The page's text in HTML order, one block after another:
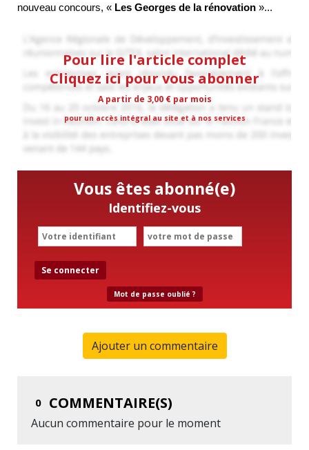
nouveau concours, « Les Georges de la rénovation »...
Pour lire l'article complet
Cliquez ici pour vous abonner
A partir de 3,00 € par mois
pour un accès intégral au site et à nos services
Vous êtes abonné(e)
Identifiez-vous
Se connecter
Mot de passe oublié ?
Ajouter un commentaire
0 COMMENTAIRE(S)
Aucun commentaire pour le moment